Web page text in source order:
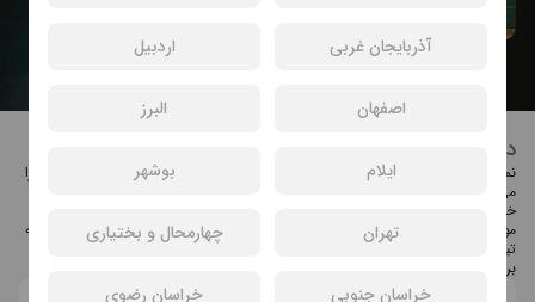
آذربایجان غربی اردبیل
اصفهان البرز
ایلام بوشهر
تهران چهارمحال و بختیاری
خراسان جنوبی خراسان رضوی
درباره تئاتر کوفته کانادایی
نمایش کوفته کانادایی به کارگردانی رضا پاپی است که در پردیس سینمایی زندگی اجرا
می‌شود.
خلاصه داستان: چهار مرد ایرانی که به کانادا مهاجرت کرده‌اند برای یادگیری زبان به
موسسه‌ی زبان می‌روند. کندی آن‌ها در یادگیری زبان مدیر موسسه را کلافه کرده و همه
تیچرهای زبان را از آن آموزشگاه فراری داده است، تا این‌که یک خانم معلم جوان
برزیلی به آموزشگاه می‌آید. آن‌ها همگی دلداده خانم معلم جوان و زیبا می‌شوند….